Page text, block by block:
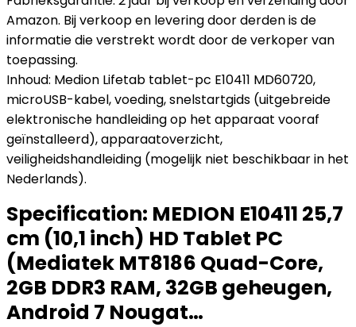
Amazon. Bij verkoop en levering door derden is de
informatie die verstrekt wordt door de verkoper van
toepassing.
Inhoud: Medion Lifetab tablet-pc E10411 MD60720,
microUSB-kabel, voeding, snelstartgids (uitgebreide
elektronische handleiding op het apparaat vooraf
geïnstalleerd), apparaatoverzicht,
veiligheidshandleiding (mogelijk niet beschikbaar in het
Nederlands).
Specification: MEDION E10411 25,7
cm (10,1 inch) HD Tablet PC
(Mediatek MT8186 Quad-Core,
2GB DDR3 RAM, 32GB geheugen,
Android 7 Nougat…